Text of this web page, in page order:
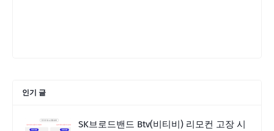
인기 글
SK브로드밴드 Btv(비티비) 리모컨 고장 시